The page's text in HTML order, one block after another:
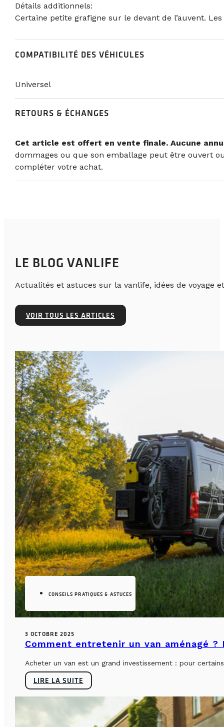
Détails additionnels:
Certaine petite grafigne sur le devant de l’auvent.
COMPATIBILITÉ DES VÉHICULES
Universel
RETOURS & ÉCHANGES
Cet article est offert en vente finale. Aucune
dommages ou que son emballage peut être ouvert
compléter votre achat.
LE BLOG VANLIFE
Actualités et astuces sur la vanlife, idées de voyage
VOIR TOUS LES ARTICLES
CONSEILS PRATIQUES & ASTUCES
3 OCTOBRE 2025
Comment entretenir un van aménagé
Acheter un van est un grand investissement : pour
LIRE LA SUITE